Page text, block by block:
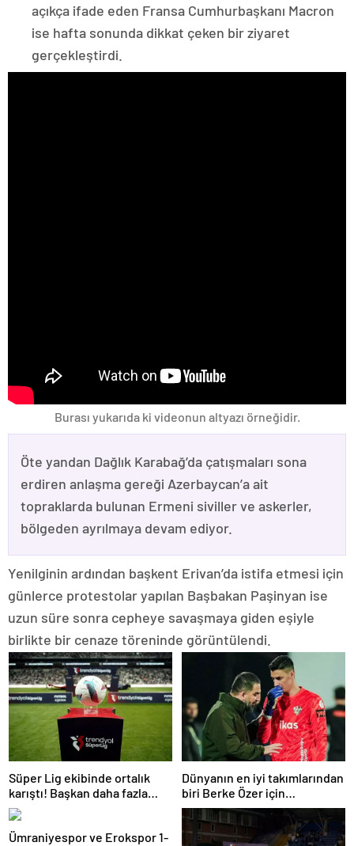
açıkça ifade eden Fransa Cumhurbaşkanı Macron
ise hafta sonunda dikkat çeken bir ziyaret
gerçekleştirdi.
Burası yukarıda ki videonun altyazı örneğidir.
Öte yandan Dağlık Karabağ’da çatışmaları sona
erdiren anlaşma gereği Azerbaycan’a ait
topraklarda bulunan Ermeni siviller ve askerler,
bölgeden ayrılmaya devam ediyor.
Yenilginin ardından başkent Erivan’da istifa etmesi için
günlerce protestolar yapılan Başbakan Paşinyan ise
uzun süre sonra cepheye savaşmaya giden eşiyle
birlikte bir cenaze töreninde görüntülendi.
Süper Lig ekibinde ortalık
karıştı! Başkan daha fazla
dayanamadı
Dünyanın en iyi takımlarından
biri Berke Özer için
İstanbul’da
Ümraniyespor ve Erokspor 1-